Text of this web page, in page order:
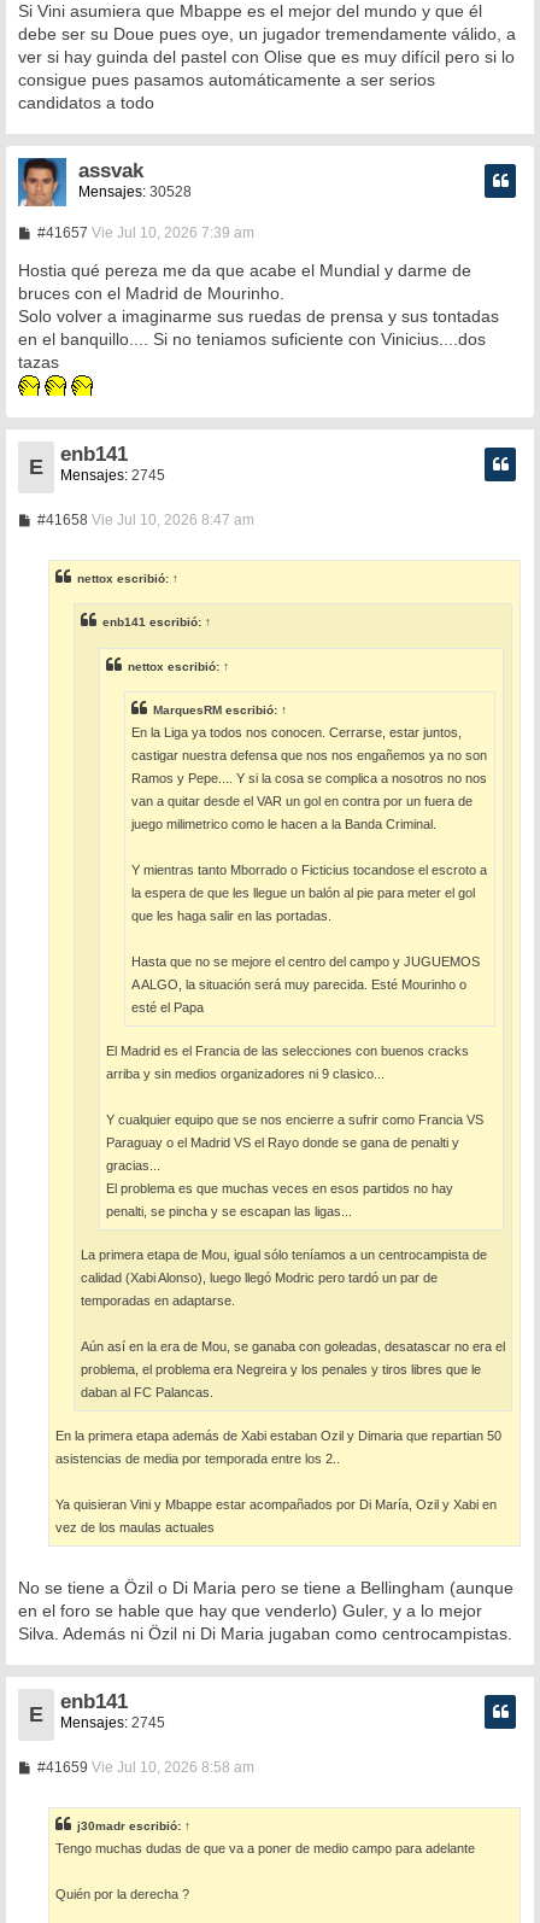
Si Vini asumiera que Mbappe es el mejor del mundo y que él
debe ser su Doue pues oye, un jugador tremendamente válido, a
ver si hay guinda del pastel con Olise que es muy difícil pero si lo
consigue pues pasamos automáticamente a ser serios
candidatos a todo
assvak
Mensajes: 30528
#41657M
n
a
j
e
Vie Jul 10, 2026 7:39 am
Hostia qué pereza me da que acabe el Mundial y darme de
bruces con el Madrid de Mourinho.
Solo volver a imaginarme sus ruedas de prensa y sus tontadas
en el banquillo.... Si no teniamos suficiente con Vinicius....dos
tazas
E
enb141
Mensajes: 2745
#41658M
a
j
e
Vie Jul 10, 2026 8:47 am
nettox escribió: ↑
enb141 escribió: ↑
nettox escribió: ↑
MarquesRM escribió: ↑
En la Liga ya todos nos conocen. Cerrarse, estar juntos,
castigar nuestra defensa que nos nos engañemos ya no son
Ramos y Pepe.... Y si la cosa se complica a nosotros no nos
van a quitar desde el VAR un gol en contra por un fuera de
juego milimetrico como le hacen a la Banda Criminal.
Y mientras tanto Mborrado o Ficticius tocandose el escroto a
la espera de que les llegue un balón al pie para meter el gol
que les haga salir en las portadas.
Hasta que no se mejore el centro del campo y JUGUEMOS
A ALGO, la situación será muy parecida. Esté Mourinho o
esté el Papa
El Madrid es el Francia de las selecciones con buenos cracks
arriba y sin medios organizadores ni 9 clasico...
Y cualquier equipo que se nos encierre a sufrir como Francia VS
Paraguay o el Madrid VS el Rayo donde se gana de penalti y
gracias...
El problema es que muchas veces en esos partidos no hay
penalti, se pincha y se escapan las ligas...
La primera etapa de Mou, igual sólo teníamos a un centrocampista de
calidad (Xabi Alonso), luego llegó Modric pero tardó un par de
temporadas en adaptarse.
Aún así en la era de Mou, se ganaba con goleadas, desatascar no era el
problema, el problema era Negreira y los penales y tiros libres que le
daban al FC Palancas.
En la primera etapa además de Xabi estaban Ozil y Dimaria que repartian 50
asistencias de media por temporada entre los 2..
Ya quisieran Vini y Mbappe estar acompañados por Di María, Ozil y Xabi en
vez de los maulas actuales
No se tiene a Özil o Di Maria pero se tiene a Bellingham (aunque
en el foro se hable que hay que venderlo) Guler, y a lo mejor
Silva. Además ni Özil ni Di Maria jugaban como centrocampistas.
E
enb141
Mensajes: 2745
#41659M
a
j
Vie Jul 10, 2026 8:58 am
j30madr escribió: ↑
Tengo muchas dudas de que va a poner de medio campo para adelante
Quién por la derecha ?